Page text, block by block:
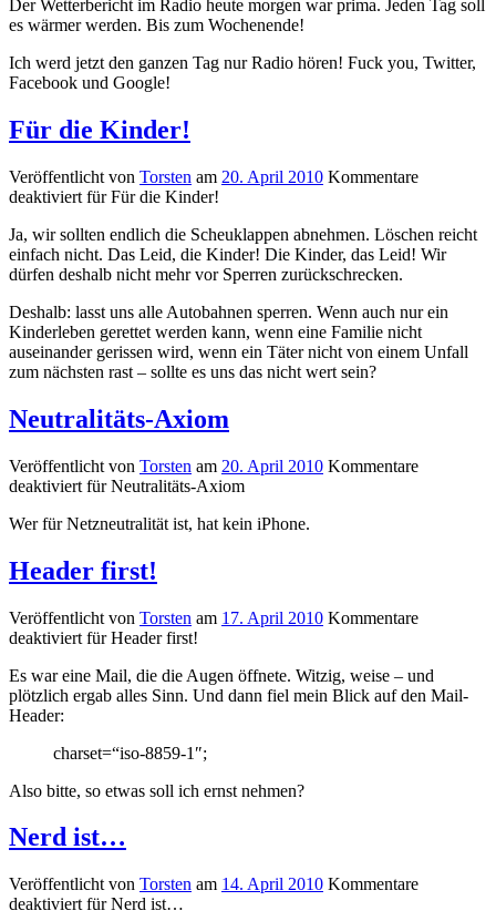
Der Wetterbericht im Radio heute morgen war prima. Jeden Tag soll
es wärmer werden. Bis zum Wochenende!
Ich werd jetzt den ganzen Tag nur Radio hören! Fuck you, Twitter,
Facebook und Google!
Für die Kinder!
Veröffentlicht von Torsten am 20. April 2010 Kommentare
deaktiviert für Für die Kinder!
Ja, wir sollten endlich die Scheuklappen abnehmen. Löschen reicht
einfach nicht. Das Leid, die Kinder! Die Kinder, das Leid! Wir
dürfen deshalb nicht mehr vor Sperren zurückschrecken.
Deshalb: lasst uns alle Autobahnen sperren. Wenn auch nur ein
Kinderleben gerettet werden kann, wenn eine Familie nicht
auseinander gerissen wird, wenn ein Täter nicht von einem Unfall
zum nächsten rast – sollte es uns das nicht wert sein?
Neutralitäts-Axiom
Veröffentlicht von Torsten am 20. April 2010 Kommentare
deaktiviert für Neutralitäts-Axiom
Wer für Netzneutralität ist, hat kein iPhone.
Header first!
Veröffentlicht von Torsten am 17. April 2010 Kommentare
deaktiviert für Header first!
Es war eine Mail, die die Augen öffnete. Witzig, weise – und
plötzlich ergab alles Sinn. Und dann fiel mein Blick auf den Mail-
Header:
charset=“iso-8859-1″;
Also bitte, so etwas soll ich ernst nehmen?
Nerd ist…
Veröffentlicht von Torsten am 14. April 2010 Kommentare
deaktiviert für Nerd ist…